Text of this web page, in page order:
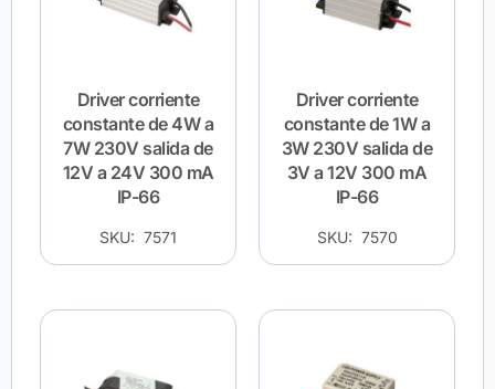
Driver corriente
constante de 4W a
7W 230V salida de
12V a 24V 300 mA
IP-66
SKU: 7571
Driver corriente
constante de 1W a
3W 230V salida de
3V a 12V 300 mA
IP-66
SKU: 7570